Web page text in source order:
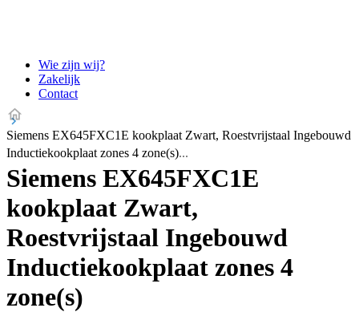
Wie zijn wij?
Zakelijk
Contact
Siemens EX645FXC1E kookplaat Zwart, Roestvrijstaal Ingebouwd
Inductiekookplaat zones 4 zone(s)
Siemens EX645FXC1E
kookplaat Zwart,
Roestvrijstaal Ingebouwd
Inductiekookplaat zones 4
zone(s)